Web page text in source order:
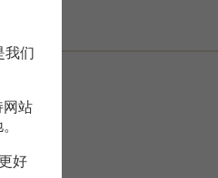
我们
网站
好